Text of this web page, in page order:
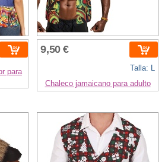
para
9,50 €
Talla: L
Chaleco jamaicano para adulto